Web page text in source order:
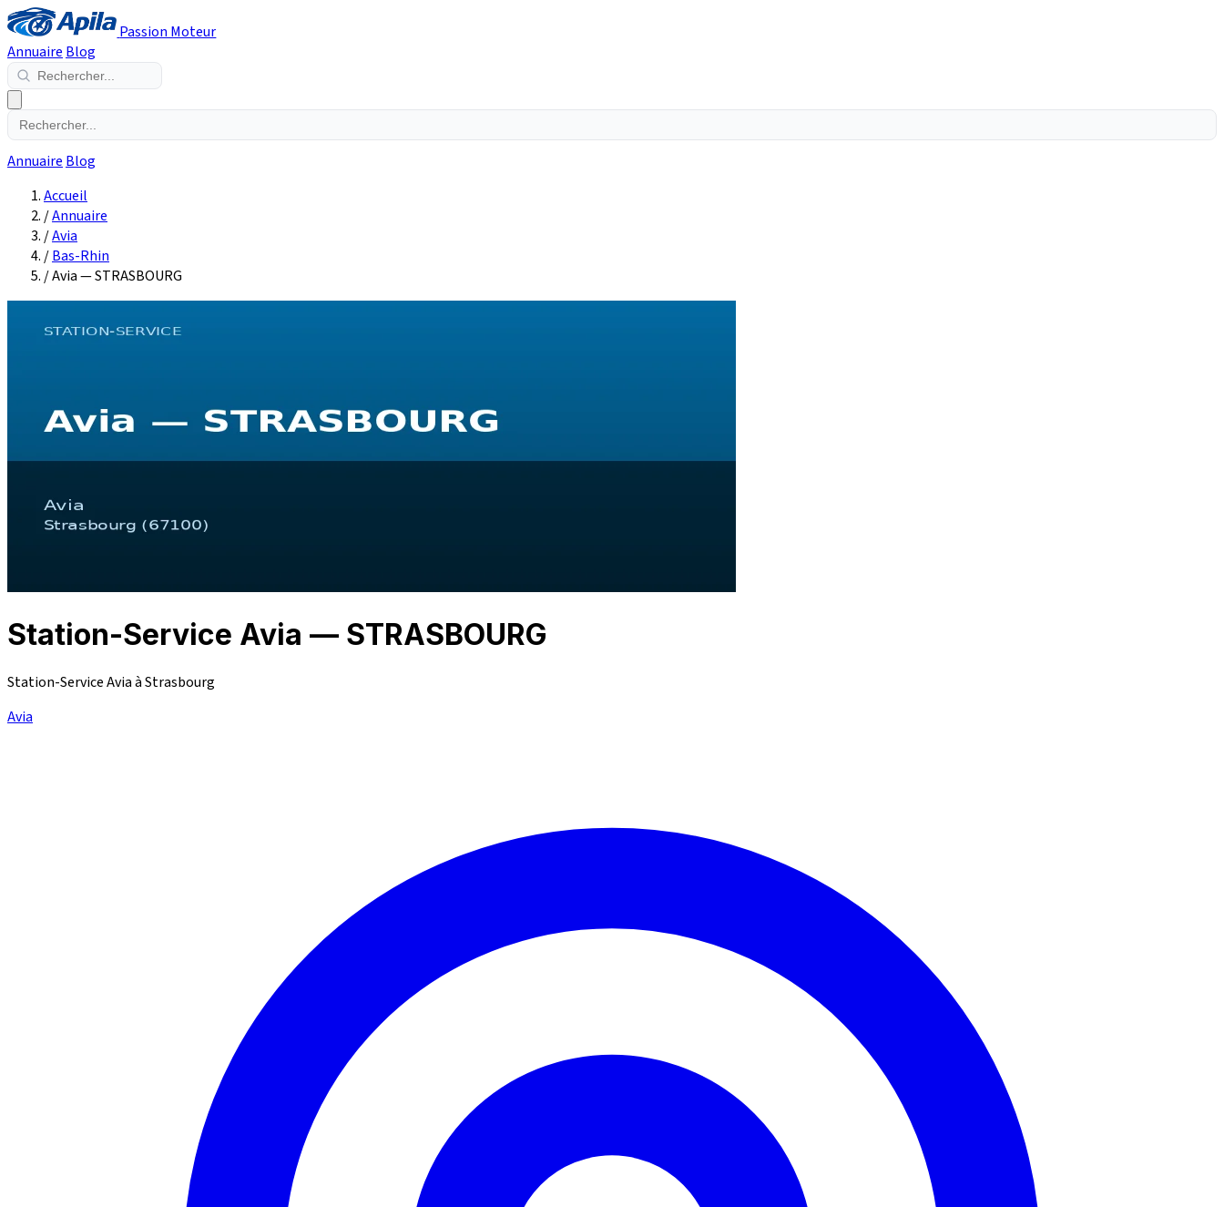
Passion Moteur
Annuaire Blog
Annuaire Blog
Accueil
/Annuaire
/Avia
/Bas-Rhin
/Avia — STRASBOURG
Station-Service Avia — STRASBOURG
Station-Service Avia à Strasbourg
Avia